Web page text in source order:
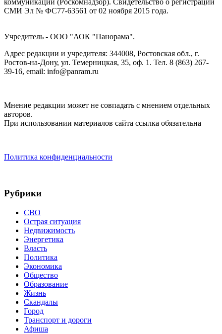
коммуникаций (Роскомнадзор). Cвидетельство о регистрации
СМИ Эл № ФС77-63561 от 02 ноября 2015 года.
Учредитель - ООО "АОК "Панорама".
Адрес редакции и учредителя: 344008, Ростовская обл., г.
Ростов-на-Дону, ул. Темерницкая, 35, оф. 1. Тел. 8 (863) 267-
39-16, email: info@panram.ru
Мнение редакции может не совпадать с мнением отдельных
авторов.
При использовании материалов сайта ссылка обязательна
Политика конфиденциальности
Рубрики
СВО
Острая ситуация
Недвижимость
Энергетика
Власть
Политика
Экономика
Общество
Образование
Жизнь
Скандалы
Город
Транспорт и дороги
Афиша